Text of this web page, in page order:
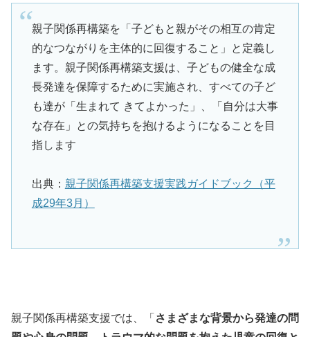
親子関係再構築を「子どもと親がその相互の肯定
的なつながりを主体的に回復すること」と定義し
ます。親子関係再構築支援は、子どもの健全な成
長発達を保障するために実施され、すべての子ど
も達が「生まれて きてよかった」、「自分は大事
な存在」との気持ちを抱けるようになることを目
指します
出典： 親子関係再構築支援実践ガイドブック（平
成29年3月）
親子関係再構築支援では、「 さまざまな背景から発達の問